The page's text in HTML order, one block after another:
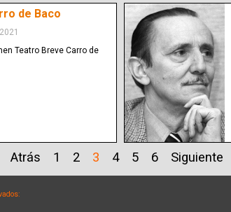
de Baco
Teatro Breve Carro de
Atrás 1 2 3 4 5 6 Siguiente